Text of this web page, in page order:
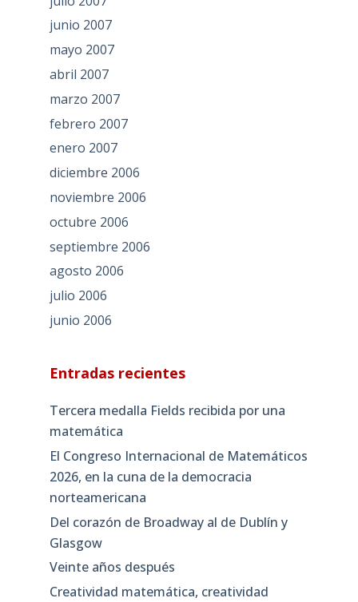
junio 2007
mayo 2007
abril 2007
marzo 2007
febrero 2007
enero 2007
diciembre 2006
noviembre 2006
octubre 2006
septiembre 2006
agosto 2006
julio 2006
junio 2006
Entradas recientes
Tercera medalla Fields recibida por una
matemática
El Congreso Internacional de Matemáticos
2026, en la cuna de la democracia
norteamericana
Del corazón de Broadway al de Dublín y
Glasgow
Veinte años después
Creatividad matemática, creatividad